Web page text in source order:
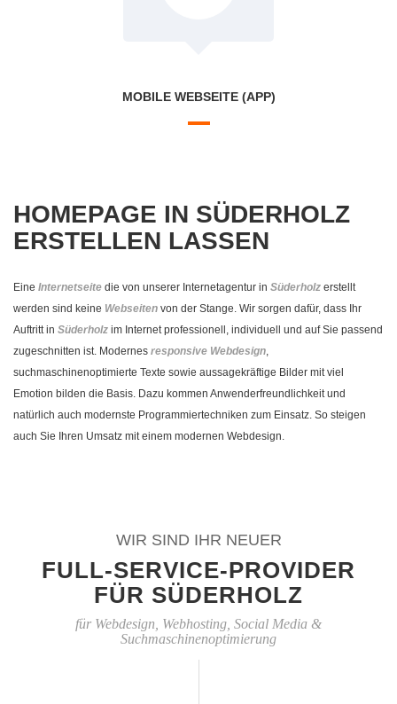
MOBILE WEBSEITE (APP)
HOMEPAGE IN SÜDERHOLZ
ERSTELLEN LASSEN
Eine Internetseite die von unserer Internetagentur in Süderholz erstellt
werden sind keine Webseiten von der Stange. Wir sorgen dafür, dass Ihr
Auftritt in Süderholz im Internet professionell, individuell und auf Sie passend
zugeschnitten ist. Modernes responsive Webdesign,
suchmaschinenoptimierte Texte sowie aussagekräftige Bilder mit viel
Emotion bilden die Basis. Dazu kommen Anwenderfreundlichkeit und
natürlich auch modernste Programmiertechniken zum Einsatz. So steigen
auch Sie Ihren Umsatz mit einem modernen Webdesign.
WIR SIND IHR NEUER
FULL-SERVICE-PROVIDER
FÜR SÜDERHOLZ
für Webdesign, Webhosting, Social Media &
Suchmaschinenoptimierung